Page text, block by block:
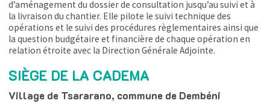
d’aménagement du dossier de consultation jusqu’au suivi et à
la livraison du chantier. Elle pilote le suivi technique des
opérations et le suivi des procédures règlementaires ainsi que
la question budgétaire et financière de chaque opération en
relation étroite avec la Direction Générale Adjointe.
SIÈGE DE LA CADEMA
Village de Tsararano, commune de Dembéni